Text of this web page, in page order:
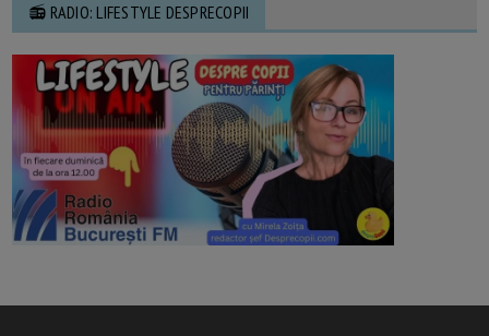
📻 RADIO: LIFESTYLE DESPRECOPII